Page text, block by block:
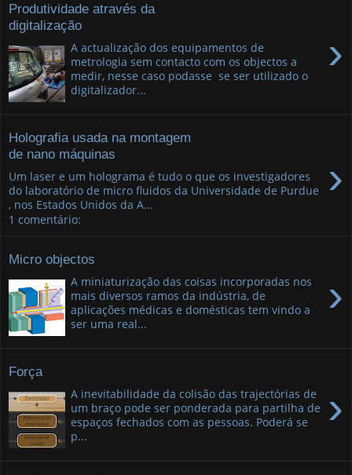
Produtividade através da
digitalização
›
A actualização dos equipamentos de
metrologia sem contacto com os objectos a
medir, nesse caso podasse se ser utilizado o
digitalizador...
Holografia usada na montagem
de nano máquinas
›
Um laser e um holograma é tudo o que os investigadores
do laboratório de micro fluidos da Universidade de Purdue
, nos Estados Unidos da A...
1 comentário:
Micro objectos
›
A miniaturização das coisas incorporadas nos
mais diversos ramos da indústria, de
aplicações médicas e domésticas tem vindo a
ser uma real...
Força
›
A inevitabilidade da colisão das trajectórias de
um braço pode ser ponderada para partilha de
espaços fechados com as pessoas. Poderá se
p...